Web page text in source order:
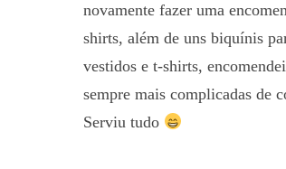
novamente fazer uma
shirts, além de uns biquínis
vestidos e t-shirts,
sempre mais complicadas de
Serviu tudo